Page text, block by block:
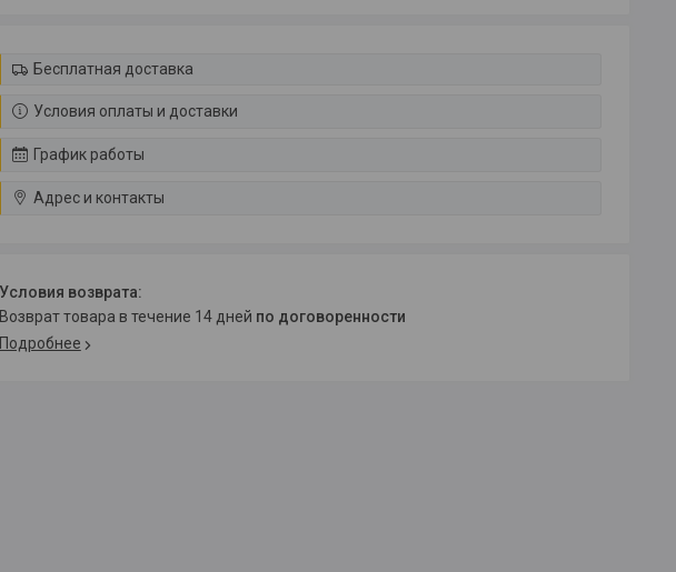
Бесплатная доставка
Условия оплаты и доставки
График работы
Адрес и контакты
возврат товара в течение 14 дней по договоренности
Подробнее